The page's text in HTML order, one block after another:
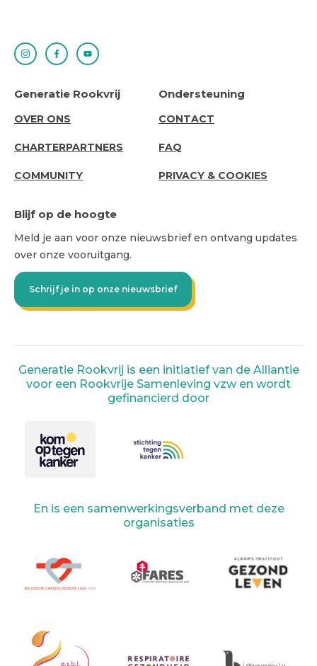
Generatie Rookvrij
ABOUT
US
OVER ONS
CHARTERPARTNERS
COMMUNITY
Ondersteuning
SUPPORT
CONTACT
FAQ
PRIVACY & COOKIES
Blijf op de hoogte
Meld je aan voor onze nieuwsbrief en ontvang updates
over onze vooruitgang.
Schrijf je in op onze nieuwsbrief
Generatie Rookvrij is een initiatief van de Alliantie
voor een Rookvrije Samenleving vzw en wordt
gefinancierd door
En is een samenwerkingsverband met deze
organisaties